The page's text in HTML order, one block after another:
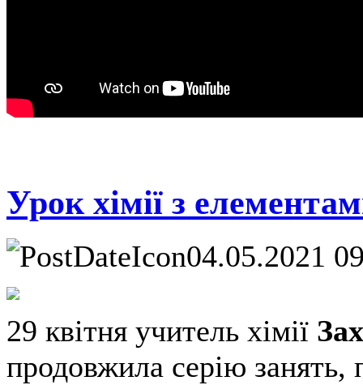
Урок хімії з
04.05.2021
29 квітня учитель хімії
продовжила серію занять,